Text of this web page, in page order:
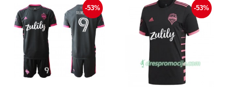
-53% -53%